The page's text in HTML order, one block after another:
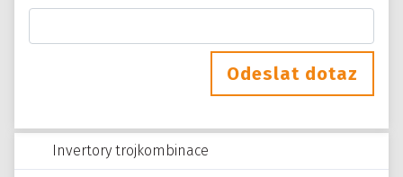
Invertory trojkombinace
Odeslat dotaz